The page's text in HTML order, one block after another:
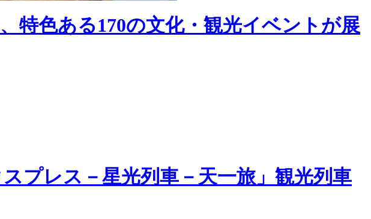
特色ある170の文化・観光イベントが展
プレス－星光列車－天一旅」観光列車